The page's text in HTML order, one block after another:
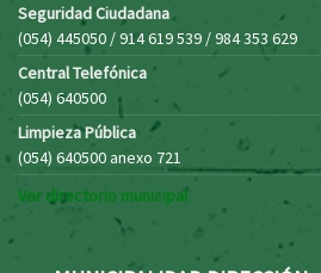
Seguridad Ciudadana
(054) 445050 / 914 619 539 / 984 353 629
Central Telefónica
(054) 640500
Limpieza Pública
(054) 640500 anexo 721
Ver directorio municipal